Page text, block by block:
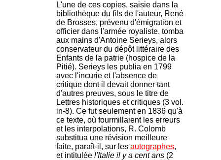
L'une de ces copies, saisie dans la
bibliothèque du fils de l'auteur, René
de Brosses, prévenu d'émigration et
officier dans l'armée royaliste, tomba
aux mains d'Antoine Serieys, alors
conservateur du dépôt littéraire des
Enfants de la patrie (hospice de la
Pitié). Serieys les publia en 1799
avec l'incurie et l'absence de
critique dont il devait donner tant
d'autres preuves, sous le titre de
Lettres historiques et critiques (3 vol.
in-8). Ce fut seulement en 1836 qu'à
ce texte, où fourmillaient les erreurs
et les interpolations, R. Colomb
substitua une révision meilleure
faite, paraît-il, sur les autographes,
et intitulée l'Italie il y a cent ans (2